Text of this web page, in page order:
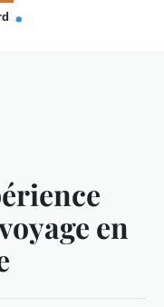
en